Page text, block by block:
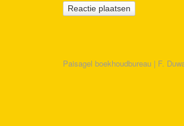
Paisagel boekhoudbureau | F.